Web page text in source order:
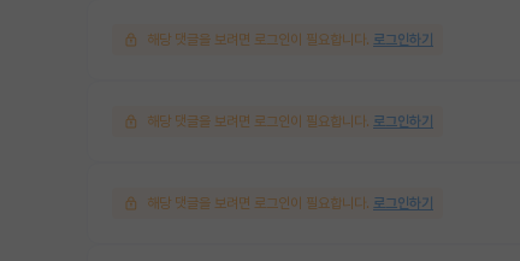
해당 댓글을 보려면 로그인이 필요합니다. 로그인하기
해당 댓글을 보려면 로그인이 필요합니다. 로그인하기
해당 댓글을 보려면 로그인이 필요합니다. 로그인하기